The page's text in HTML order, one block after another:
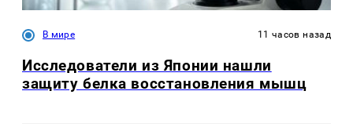
В мире 11 часов назад
Исследователи из Японии нашли
защиту белка восстановления мышц